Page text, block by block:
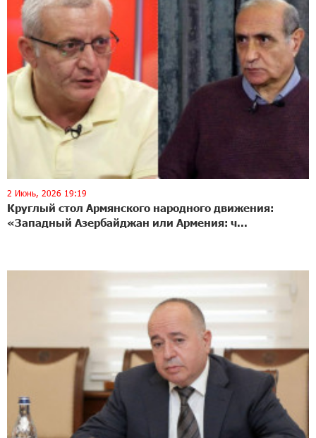
2 Июнь, 2026 19:19
Круглый стол Армянского народного движения:
«Западный Азербайджан или Армения: ч...